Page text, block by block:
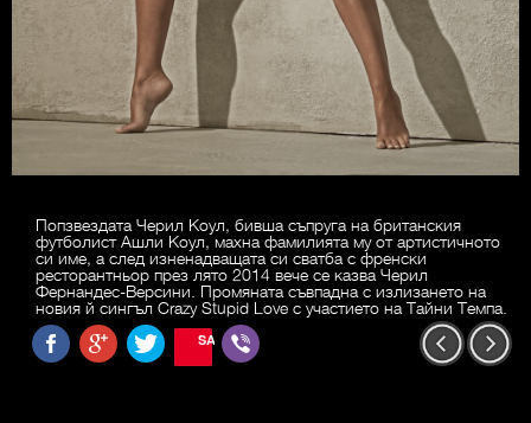
Попзвездата Черил Коул, бивша съпруга на британския
футболист Ашли Коул, махна фамилията му от артистичното
си име, а след изненадващата си сватба с френски
ресторантньор през лято 2014 вече се казва Черил
Фернандес-Версини. Промяната съвпадна с излизането на
новия й сингъл Crazy Stupid Love с участието на Тайни Темпа.
SAVE